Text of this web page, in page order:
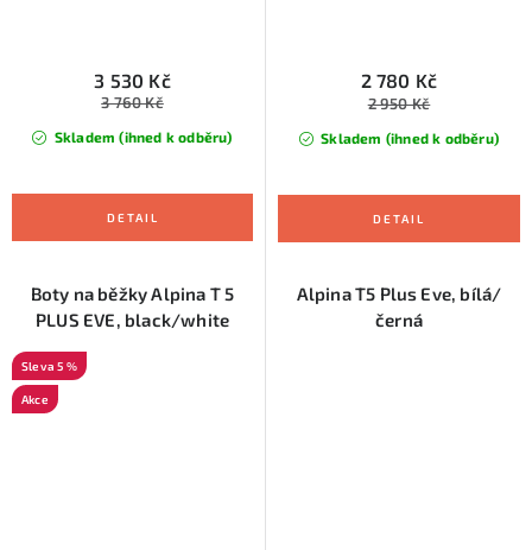
Skladem (ihned k odběru)
3 530 Kč
3 760 Kč
Skladem (ihned k odběru)
2 780 Kč
2 950 Kč
Boty na běžky Alpina T 5
PLUS EVE, black/white
5 %
Akce
Alpina T5 Plus Eve, bílá/
černá